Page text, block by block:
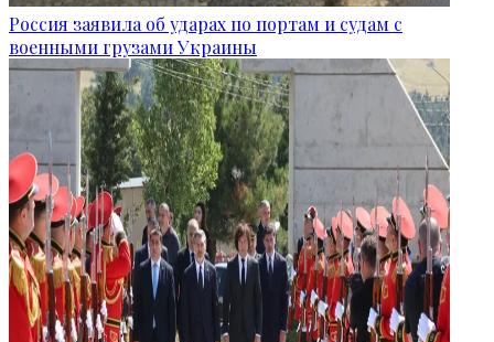
Россия заявила об ударах по портам и судам с
военными грузами Украины